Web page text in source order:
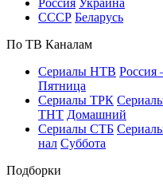
СССР Бе­ла­русь
По ТВ Ка­на­лам
Се­риа­лы НТВ Рос­сия
Пят­ни­ца
Се­риа­лы ТРК
ТНТ До­маш­ний
Се­риа­лы СТБ
нал Суб­бо­та
Подборки